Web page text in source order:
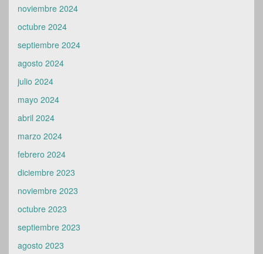
noviembre 2024
octubre 2024
septiembre 2024
agosto 2024
julio 2024
mayo 2024
abril 2024
marzo 2024
febrero 2024
diciembre 2023
noviembre 2023
octubre 2023
septiembre 2023
agosto 2023